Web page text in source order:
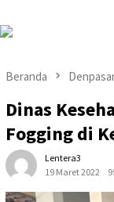
Beranda
Dinas
Fogging di
Lentera3
19 Maret 2022